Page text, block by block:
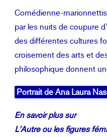
Comédienne-
par les nuits de coupure
des différentes cultures
croisement des arts et
philosophique donnent
Portrait de Ana Laura
En savoir plus sur
L’Autre ou les figures